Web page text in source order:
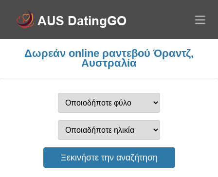
Δωρεάν online ραντεβού Όραντζ,
Αυστραλία